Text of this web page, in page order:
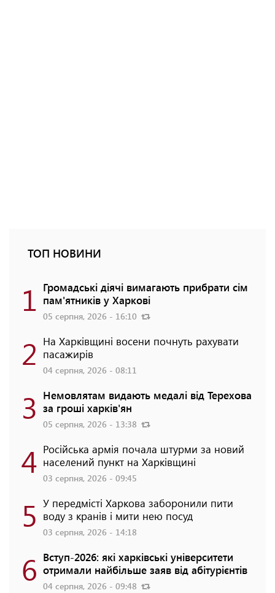
ТОП НОВИНИ
1 Громадські діячі вимагають прибрати сім
пам'ятників у Харкові
05 серпня, 2026 - 16:10
2 На Харківщині восени почнуть рахувати
пасажирів
04 серпня, 2026 - 08:11
3 Немовлятам видають медалі від Терехова
за гроші харків'ян
05 серпня, 2026 - 13:38
4 Російська армія почала штурми за новий
населений пункт на Харківщині
03 серпня, 2026 - 09:45
5 У передмісті Харкова заборонили пити
воду з кранів і мити нею посуд
03 серпня, 2026 - 14:18
6 Вступ-2026: які харківські університети
отримали найбільше заяв від абітурієнтів
04 серпня, 2026 - 09:48